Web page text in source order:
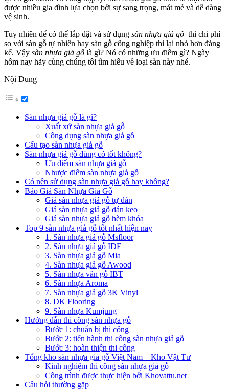
được nhiều gia đình lựa chọn bởi sự sang trọng, mát mẻ và dễ dàng
vệ sinh.
Tuy nhiên để có thể lắp đặt và sử dụng sàn nhựa giả gỗ thì chi phí
so với sàn gỗ tự nhiên hay sàn gỗ công nghiệp thì lại nhỏ hơn đáng
kể. Vậy sàn nhựa giả gỗ là gì? Nó có những ưu điểm gì? Ngày
hôm nay hãy cùng chúng tôi tìm hiểu về loại sàn này nhé.
Nội Dung
Sàn nhựa giả gỗ là gì?
Xuất xứ sàn nhựa giả gỗ
Công dụng sàn nhựa giả gỗ
Cấu tạo sàn nhựa giả gỗ
Sàn nhựa giả gỗ dùng có tốt không?
Ưu điểm sàn nhựa giả gỗ
Nhược điểm sàn nhựa giả gỗ
Có nên sử dụng sàn nhựa giả gỗ hay không?
Báo Giá Sàn Nhựa Giả Gỗ
Giá sàn nhựa giả gỗ tự dán
Giá sàn nhựa giả gỗ dán keo
Giá sàn nhựa giả gỗ hèm khóa
Top 9 sàn nhựa giả gỗ tốt nhất hiện nay
1. Sàn nhựa giả gỗ Msfloor
2. Sàn nhựa giả gỗ IDE
3. Sàn nhựa giả gỗ Mia
4. Sàn nhựa giả gỗ Awood
5. Sàn nhựa vân gỗ IBT
6. Sàn nhựa Aroma
7. Sàn nhựa giả gỗ 3K Vinyl
8. DK Flooring
9. Sàn nhựa Kumjung
Hướng dẫn thi công sàn nhựa gỗ
Bước 1: chuẩn bị thi công
Bước 2: tiến hành thi công sàn nhựa giả gỗ
Bước 3: hoàn thiện thi công
Tổng kho sàn nhựa giả gỗ Việt Nam – Kho Vật Tư
Kinh nghiệm thi công sàn nhựa giả gỗ
Công trình được thực hiện bởi Khovattu.net
Câu hỏi thường gặp